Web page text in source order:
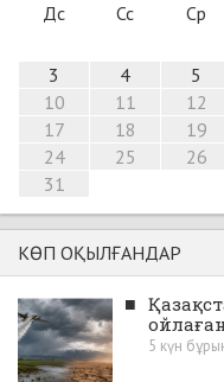
Дс Сс Ср
3
4 5
10
11 12
17
18 19
24
25 26
31
КӨП ОҚЫЛҒАНДАР
■
5 күн